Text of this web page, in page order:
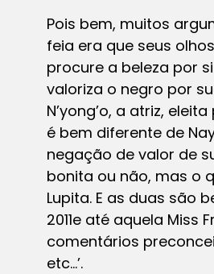
Pois bem, muitos
feia era que seus
procure a beleza por
valoriza o negro por
N’yong’o, a atriz,
é bem diferente de
negação de valor de
bonita ou não, mas o
Lupita. E as duas são
2011e até aquela
comentários
etc…’.